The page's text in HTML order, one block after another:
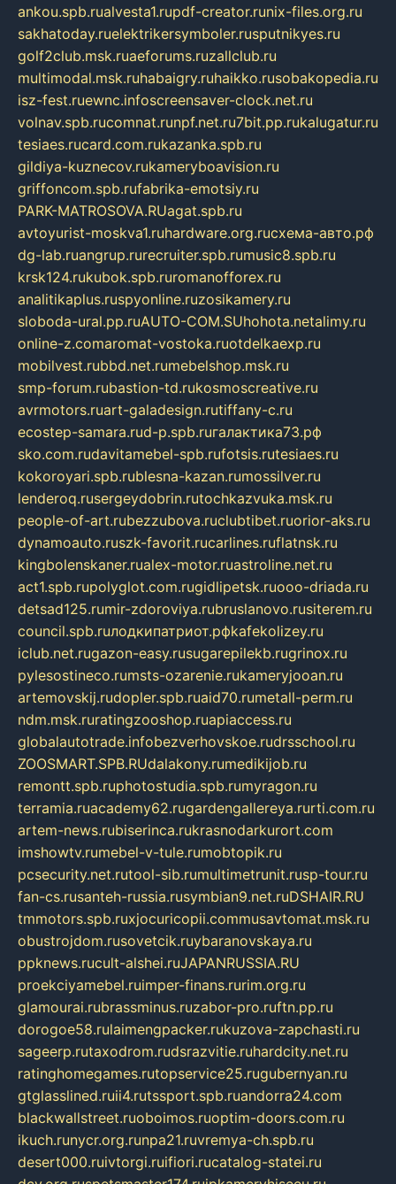
ankou.spb.rualvesta1.rupdf-creator.runix-files.org.ru
sakhatoday.ruelektrikersymboler.rusputnikyes.ru
golf2club.msk.ruaeforums.ruzallclub.ru
multimodal.msk.ruhabaigry.ruhaikko.rusobakopedia.ru
isz-fest.ruewnc.infoscreensaver-clock.net.ru
volnav.spb.rucomnat.runpf.net.ru7bit.pp.rukalugatur.ru
tesiaes.rucard.com.rukazanka.spb.ru
gildiya-kuznecov.rukameryboavision.ru
griffoncom.spb.rufabrika-emotsiy.ru
PARK-MATROSOVA.RUagat.spb.ru
avtoyurist-moskva1.ruhardware.org.ruсхема-авто.рф
dg-lab.ruangrup.rurecruiter.spb.rumusic8.spb.ru
krsk124.rukubok.spb.ruromanofforex.ru
analitikaplus.ruspyonline.ruzosikamery.ru
sloboda-ural.pp.ruAUTO-COM.SUhohota.netalimy.ru
online-z.comaromat-vostoka.ruotdelkaexp.ru
mobilvest.rubbd.net.rumebelshop.msk.ru
smp-forum.rubastion-td.rukosmoscreative.ru
avrmotors.ruart-galadesign.rutiffany-c.ru
ecostep-samara.rud-p.spb.ruгалактика73.рф
sko.com.rudavitamebel-spb.rufotsis.rutesiaes.ru
kokoroyari.spb.rublesna-kazan.rumossilver.ru
lenderoq.rusergeydobrin.rutochkazvuka.msk.ru
people-of-art.rubezzubova.ruclubtibet.ruorior-aks.ru
dynamoauto.ruszk-favorit.rucarlines.ruflatnsk.ru
kingbolenskaner.rualex-motor.ruastroline.net.ru
act1.spb.rupolyglot.com.rugidlipetsk.ruooo-driada.ru
detsad125.rumir-zdoroviya.rubruslanovo.rusiterem.ru
council.spb.ruлодкипатриот.рфkafekolizey.ru
iclub.net.rugazon-easy.rusugarepilekb.rugrinox.ru
pylesostineco.rumsts-ozarenie.rukameryjooan.ru
artemovskij.rudopler.spb.ruaid70.rumetall-perm.ru
ndm.msk.ruratingzooshop.ruapiaccess.ru
globalautotrade.infobezverhovskoe.rudrsschool.ru
ZOOSMART.SPB.RUdalakony.rumedikijob.ru
remontt.spb.ruphotostudia.spb.rumyragon.ru
terramia.ruacademy62.rugardengallereya.rurti.com.ru
artem-news.rubiserinca.rukrasnodarkurort.com
imshowtv.rumebel-v-tule.rumobtopik.ru
pcsecurity.net.rutool-sib.rumultimetrunit.rusp-tour.ru
fan-cs.rusanteh-russia.rusymbian9.net.ruDSHAIR.RU
tmmotors.spb.ruxjocuricopii.commusavtomat.msk.ru
obustrojdom.rusovetcik.ruybaranovskaya.ru
ppknews.rucult-alshei.ruJAPANRUSSIA.RU
proekciyamebel.ruimper-finans.rurim.org.ru
glamourai.rubrassminus.ruzabor-pro.ruftn.pp.ru
dorogoe58.rulaimengpacker.rukuzova-zapchasti.ru
sageerp.rutaxodrom.rudsrazvitie.ruhardcity.net.ru
ratinghomegames.rutopservice25.rugubernyan.ru
gtglasslined.ruii4.rutssport.spb.ruandorra24.com
blackwallstreet.ruoboimos.ruoptim-doors.com.ru
ikuch.runycr.org.runpa21.ruvremya-ch.spb.ru
desert000.ruivtorgi.ruifiori.rucatalog-statei.ru